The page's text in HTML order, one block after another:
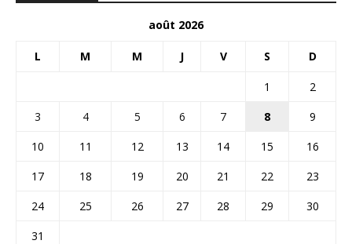
août 2026
L M M J V S D
1
2
3
4 5 6 7 8
9
10
11 12 13 14 15
16
17
18 19 20 21 22
23
24
25 26 27 28 29
30
31